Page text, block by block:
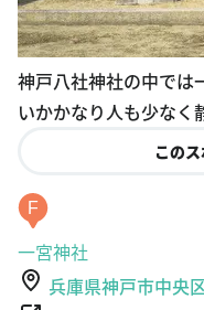
神戸八社神社の中では
いかかなり人も少なく
この
F
一宮神社
兵庫県神戸市中央